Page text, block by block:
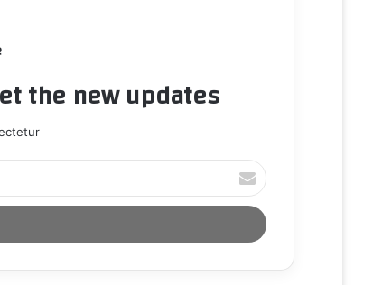
the new updates!
أ
د
خ
ل